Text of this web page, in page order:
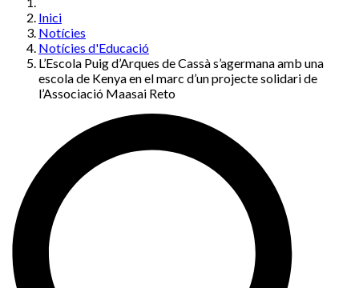
Inici
Notícies
Notícies d'Educació
L’Escola Puig d’Arques de Cassà s’agermana amb una
escola de Kenya en el marc d’un projecte solidari de
l’Associació Maasai Reto